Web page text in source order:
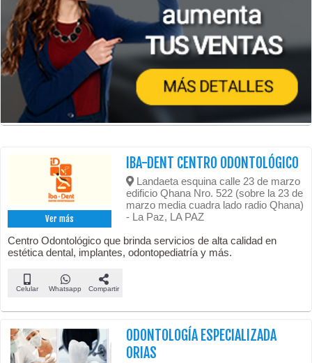
Ver más
IBA-DENT CENTRO ODONTOLÓGICO
Landaeta esquina calle 23 de marzo
edificio Qhana Nro. 522 (sobre la 23 de
marzo media cuadra lado radio Qhana)
- La Paz, LA PAZ
Centro Odontológico que brinda servicios de alta calidad en
estética dental, implantes, odontopediatría y más.
Celular Whatsapp Compartir
ODONTOLOGÍA ESPECIALIZADA
ORIAS